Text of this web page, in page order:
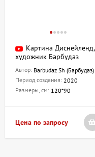
Картина Диснейленд,
художник Барбудаз
Автор: Barbudaz Sh (Барбудаз)
Период создания: 2020
Размеры, см: 120*90
Цена по запросу